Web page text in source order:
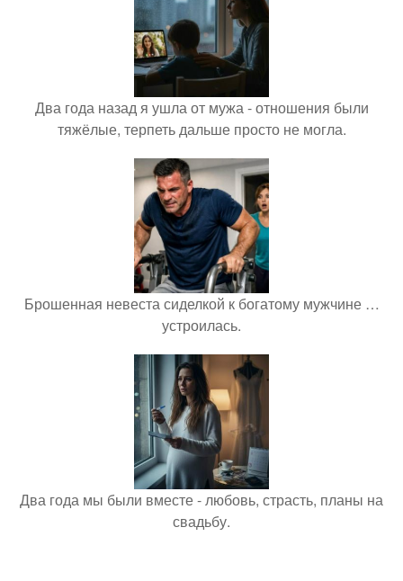
Два года назад я ушла от мужа - отношения были
тяжёлые, терпеть дальше просто не могла.
Брошенная невеста сиделкой к богатому мужчине …
устроилась.
Два года мы были вместе - любовь, страсть, планы на
свадьбу.